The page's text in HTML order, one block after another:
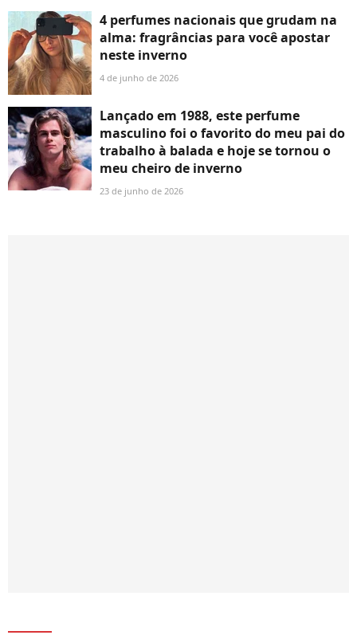
4 perfumes nacionais que grudam na
alma: fragrâncias para você apostar
neste inverno
4 de junho de 2026
Lançado em 1988, este perfume
masculino foi o favorito do meu pai do
trabalho à balada e hoje se tornou o
meu cheiro de inverno
23 de junho de 2026